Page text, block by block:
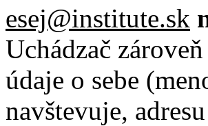
esej@institute.sk
Uchádzač
údaje o sebe
navštevuje,